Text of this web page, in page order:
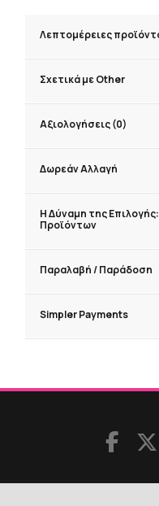
Λεπτομέρειες
Σχετικά με Other
Αξιολογήσεις (0)
Δωρεάν Αλλαγή
Η Δύναμη της
Προϊόντων
Παραλαβή / Παράδoση
Simpler Payments